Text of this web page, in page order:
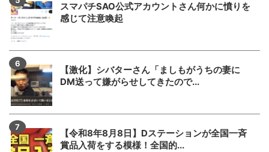
スマパチSAO公式アカウントさん何かに憤りを
感じて注意喚起
【激化】シバターさん「ましもがうちの妻に
DM送って嫌がらせしてきたので...
【令和8年8月8日】Dステーションが全国一斉
賞品入荷をする模様！全国的...